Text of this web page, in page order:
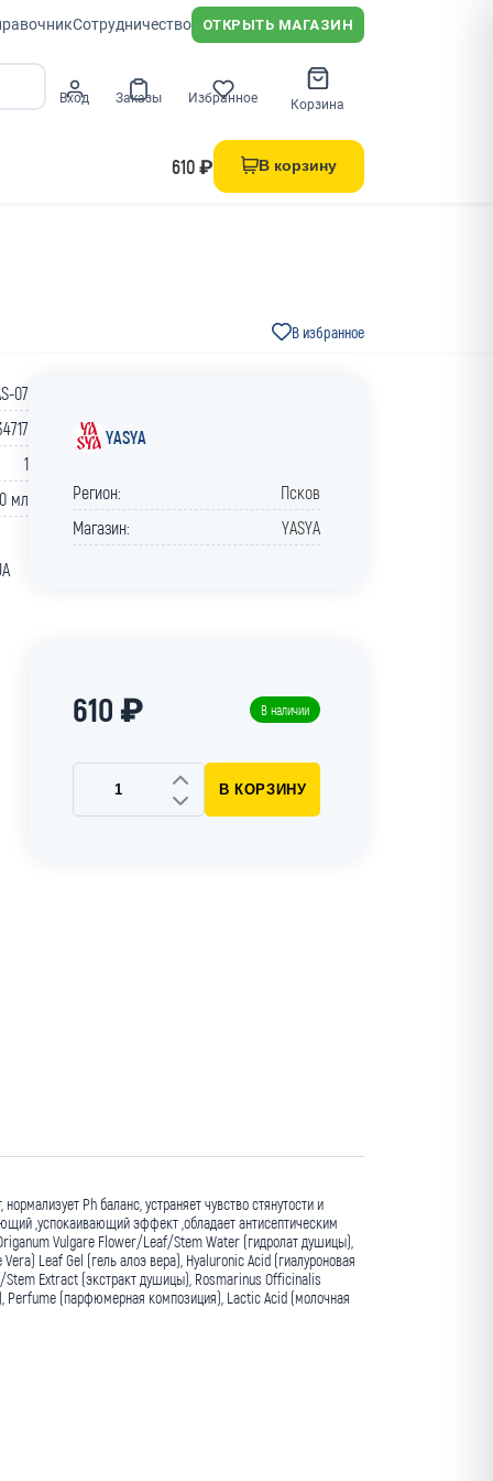
Сотрудничество ОТКРЫТЬ МАГАЗИН
Вход Заказы Избранное Корзина
610 ₽ В корзину
В избранное
07
1
мл
YASYA
Регион:
Псков
Магазин:
YASYA
610 ₽ В наличии
В КОРЗИНУ
Ph баланс, устраняет чувство стянутости и
,успокаивающий эффект ,обладает антисептическим
Vulgare Flower/Leaf/Stem Water (гидролат душицы),
Leaf Gel (гель алоэ вера), Hyaluronic Acid (гиалуроновая
Stem Extract (экстракт душицы), Rosmarinus Officinalis
Perfume (парфюмерная композиция), Lactic Acid (молочная